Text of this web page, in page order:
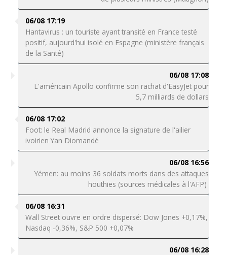
06/08 17:19
Hantavirus : un touriste ayant transité en France testé
positif, aujourd'hui isolé en Espagne (ministère français
de la Santé)
06/08 17:08
L'américain Apollo confirme son rachat d'EasyJet pour
5,7 milliards de dollars
06/08 17:02
Foot: le Real Madrid annonce la signature de l'ailier
ivoirien Yan Diomandé
06/08 16:56
Yémen: au moins 36 soldats morts dans des attaques
houthies (sources médicales à l'AFP)
06/08 16:31
Wall Street ouvre en ordre dispersé: Dow Jones +0,17%,
Nasdaq -0,36%, S&P 500 +0,07%
06/08 16:28